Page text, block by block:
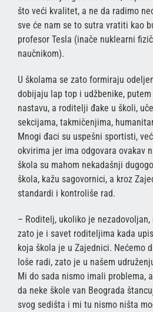
što veći kvalitet, a ne da radimo
sve će nam se to sutra vratiti kao
profesor Tesla (inače nuklearni
naučnikom).
U školama se zato formiraju
dobijaju lap top i udžbenike,
nastavu, a roditelji đake u školi,
sekcijama, takmičenjima,
Mnogi đaci su uspešni sportisti,
okvirima jer ima odgovara ovakav
škola su mahom nekadašnji
škola, kažu sagovornici, a kroz
standardi i kontroliše rad.
– Roditelj, ukoliko je
zato je i savet roditeljima kada
koja škola je u Zajednici. Nećemo
loše radi, zato je u našem
Mi do sada nismo imali problema,
da neke škole van Beograda
svog sedišta i mi tu nismo ništa